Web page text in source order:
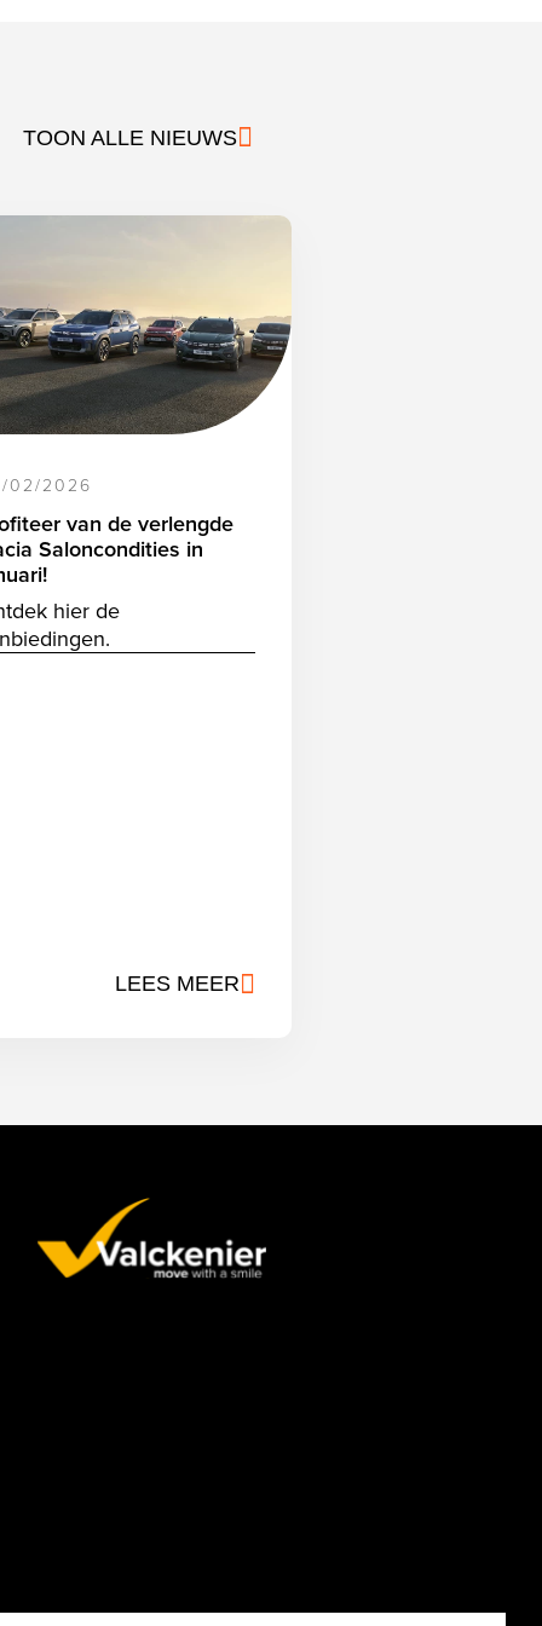
TOON ALLE NIEUWS
02/2026
van de verlengde
Saloncondities in
hier de
LEES MEER